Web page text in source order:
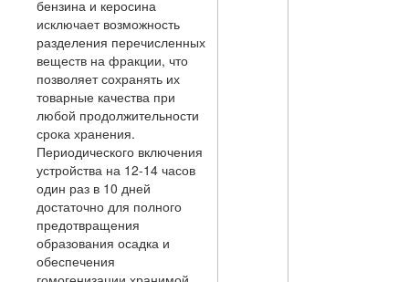
бензина и керосина
исключает возможность
разделения перечисленных
веществ на фракции, что
позволяет сохранять их
товарные качества при
любой продолжительности
срока хранения.
Периодического включения
устройства на 12-14 часов
один раз в 10 дней
достаточно для полного
предотвращения
образования осадка и
обеспечения